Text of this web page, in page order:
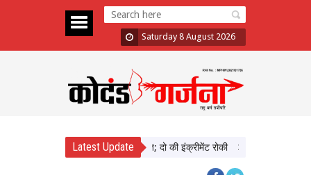
Saturday 8 August 2026
Latest Update
में दिखाई सख्ती, 3 अधिकारी निलंबित; दो की इंक्रीमेंट रोकी पंजाब चुनाव से पहले